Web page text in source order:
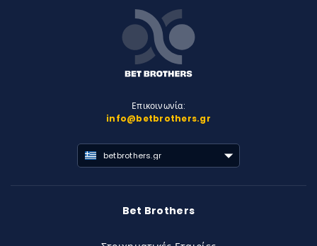
Επικοινωνία:
info@betbrothers.gr
betbrothers.gr
Bet Brothers